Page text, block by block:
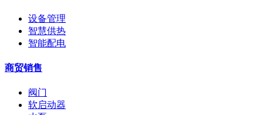
设备管理
智慧供热
智能配电
商贸销售
阀门
软启动器